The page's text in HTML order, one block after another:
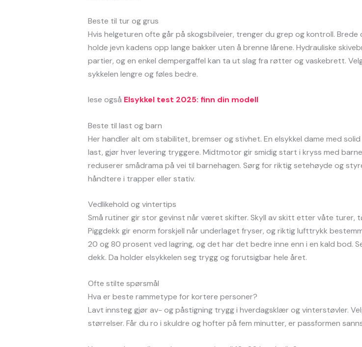
Beste til tur og grus
Hvis helgeturen ofte går på skogsbilveier, trenger du grep og kontroll.
holde jevn kadens opp lange bakker uten å brenne lårene. Hydrauliske
partier, og en enkel dempergaffel kan ta ut slag fra røtter og vaskebrett.
sykkelen lengre og føles bedre.
lese også Elsykkel test 2025: finn din modell
Beste til last og barn
Her handler alt om stabilitet, bremser og stivhet. En elsykkel dame med
last, gjør hver levering tryggere. Midtmotor gir smidig start i kryss med
reduserer smådrama på vei til barnehagen. Sørg for riktig setehøyde og
håndtere i trapper eller stativ.
Vedlikehold og vintertips
Små rutiner gir stor gevinst når været skifter. Skyll av skitt etter våte turer,
Piggdekk gir enorm forskjell når underlaget fryser, og riktig lufttrykk
20 og 80 prosent ved lagring, og det har det bedre inne enn i en kald bod.
dekk. Da holder elsykkelen seg trygg og forutsigbar hele året.
Ofte stilte spørsmål
Hva er beste rammetype for kortere personer?
Lavt innsteg gjør av- og påstigning trygg i hverdagsklær og vinterstøvler.
størrelser. Får du ro i skuldre og hofter på fem minutter, er passformen